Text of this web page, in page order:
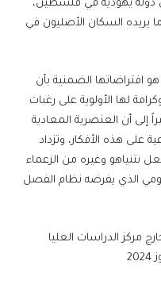
يهودية في فلسطين،
يريده السكان الأصليون في
افتراضاتها الضمنية بأن
لها الأولوية على رغبات
إلى أن العنصرية المعادية
هذه الأفكار، وتزداد
نتنياهو وغيره من الزعماء
الذي يفرضه نظام الفصل